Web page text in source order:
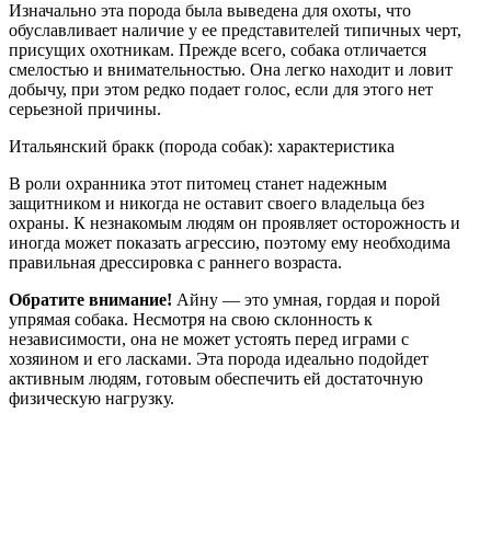
Изначально эта порода была выведена для охоты, что
обуславливает наличие у ее представителей типичных черт,
присущих охотникам. Прежде всего, собака отличается
смелостью и внимательностью. Она легко находит и ловит
добычу, при этом редко подает голос, если для этого нет
серьезной причины.
Итальянский бракк (порода собак): характеристика
В роли охранника этот питомец станет надежным
защитником и никогда не оставит своего владельца без
охраны. К незнакомым людям он проявляет осторожность и
иногда может показать агрессию, поэтому ему необходима
правильная дрессировка с раннего возраста.
Обратите внимание! Айну — это умная, гордая и порой
упрямая собака. Несмотря на свою склонность к
независимости, она не может устоять перед играми с
хозяином и его ласками. Эта порода идеально подойдет
активным людям, готовым обеспечить ей достаточную
физическую нагрузку.